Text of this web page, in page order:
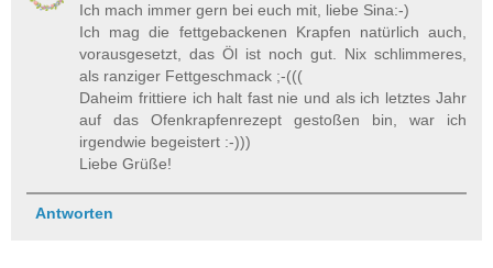
Ich mach immer gern bei euch mit, liebe Sina:-)
Ich mag die fettgebackenen Krapfen natürlich auch,
vorausgesetzt, das Öl ist noch gut. Nix schlimmeres,
als ranziger Fettgeschmack ;-(((
Daheim frittiere ich halt fast nie und als ich letztes Jahr
auf das Ofenkrapfenrezept gestoßen bin, war ich
irgendwie begeistert :-)))
Liebe Grüße!
Antworten